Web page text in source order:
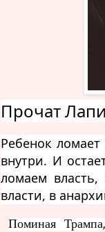
Прочат
Ребенок
внутри. И
ломаем
власти, в
Поминая